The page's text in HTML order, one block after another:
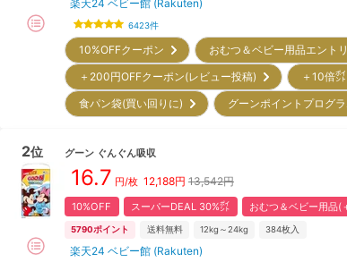
楽天24 ベビー館 (Rakuten)
6423件
10%OFFクーポン おむつ＆ベビー用品エン
＋200円OFFクーポン(レビュー投稿)
＋10倍
食パン袋(買い回りに)
グーンポイントプログ
2位 グーン ぐんぐん吸収
16.7 円/枚 12,188円 13,542円
10%OFF スーパーDEAL 30%㌽ おむつ＆ベビー用品(
5790ポイント 送料無料 12kg～24kg 384枚入
楽天24 ベビー館 (Rakuten)